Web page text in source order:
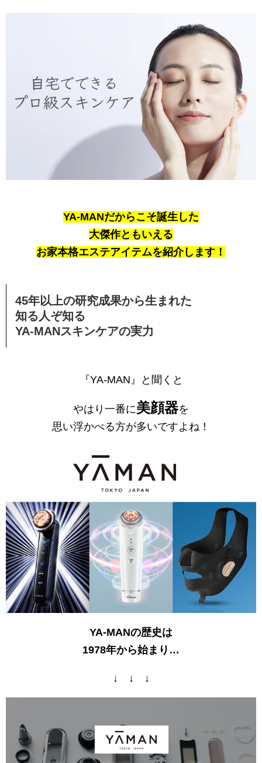
YA-MANだからこそ誕生した
大傑作ともいえる
お家本格エステアイテムを紹介します！
45年以上の研究成果から生まれた
知る人ぞ知る
YA-MANスキンケアの実力
『YA-MAN』と聞くと
やはり一番に美顔器を
思い浮かべる方が多いですよね！
YA-MANの歴史は
1978年から始まり…
↓ ↓ ↓